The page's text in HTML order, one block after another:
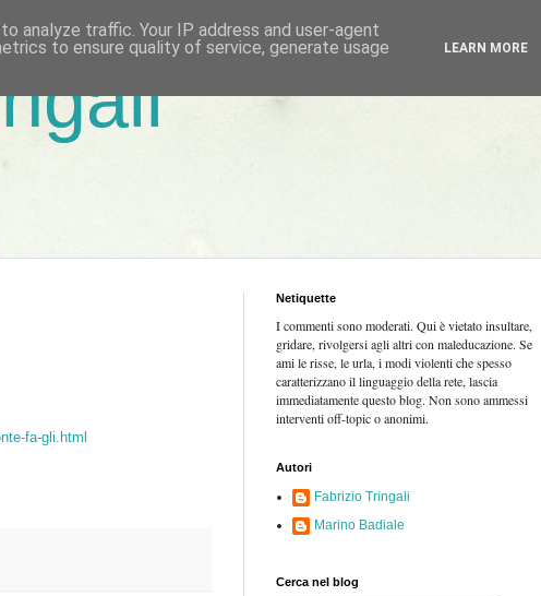
fa-gli.html
Netiquette
I commenti sono moderati. Qui è vietato insultare,
gridare, rivolgersi agli altri con maleducazione. Se
ami le risse, le urla, i modi violenti che spesso
caratterizzano il linguaggio della rete, lascia
immediatamente questo blog. Non sono ammessi
interventi off-topic o anonimi.
Autori
Fabrizio Tringali
Marino Badiale
Cerca nel blog
analyze traffic. Your IP address and user-agent
to ensure quality of service, generate usage
LEARN MORE